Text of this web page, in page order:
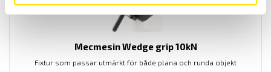
Mecmesin Wedge grip 10kN
Fixtur som passar utmärkt för både plana och runda objekt